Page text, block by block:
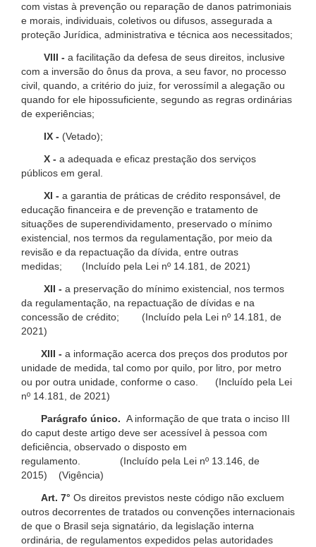
com vistas à prevenção ou reparação de danos patrimoniais
e morais, individuais, coletivos ou difusos, assegurada a
proteção Jurídica, administrativa e técnica aos necessitados;
VIII - a facilitação da defesa de seus direitos, inclusive
com a inversão do ônus da prova, a seu favor, no processo
civil, quando, a critério do juiz, for verossímil a alegação ou
quando for ele hipossuficiente, segundo as regras ordinárias
de experiências;
IX - (Vetado);
X - a adequada e eficaz prestação dos serviços
públicos em geral.
XI - a garantia de práticas de crédito responsável, de
educação financeira e de prevenção e tratamento de
situações de superendividamento, preservado o mínimo
existencial, nos termos da regulamentação, por meio da
revisão e da repactuação da dívida, entre outras
medidas; (Incluído pela Lei nº 14.181, de 2021)
XII - a preservação do mínimo existencial, nos termos
da regulamentação, na repactuação de dívidas e na
concessão de crédito; (Incluído pela Lei nº 14.181, de
2021)
XIII - a informação acerca dos preços dos produtos por
unidade de medida, tal como por quilo, por litro, por metro
ou por outra unidade, conforme o caso. (Incluído pela Lei
nº 14.181, de 2021)
Parágrafo único. A informação de que trata o inciso III
do caput deste artigo deve ser acessível à pessoa com
deficiência, observado o disposto em
regulamento. (Incluído pela Lei nº 13.146, de
2015) (Vigência)
Art. 7° Os direitos previstos neste código não excluem
outros decorrentes de tratados ou convenções internacionais
de que o Brasil seja signatário, da legislação interna
ordinária, de regulamentos expedidos pelas autoridades